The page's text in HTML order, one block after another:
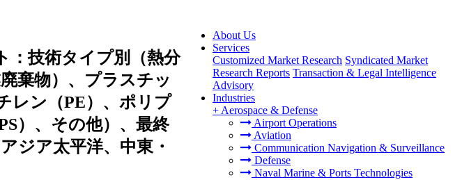
About Us
Services
Customized Market Research Syndicated Market
Research Reports Transaction & Legal Intelligence
Advisory
Industries
+ Aerospace & Defense
Airport Operations
Aviation
Communication Navigation & Surveillance
Defense
Naval Marine & Ports Technologies
：技術タイプ別（熱分
棄物）、プラスチッ
レン（PE）、ポリプ
）、その他）、最終
ジア太平洋、中東・